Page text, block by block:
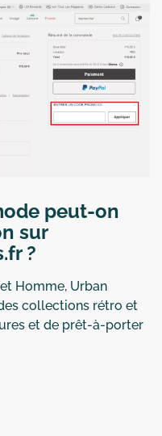
peut-on
sur
?
Homme, Urban
collections rétro et
et de prêt-à-porter